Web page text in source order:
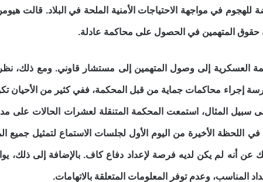
للهجوم في مواجهة الاحتياجات الأمنية الملحة في البلاد. قالت
حقوق المتهمين في الحصول على محاكمة عادلة.
العسكرية إلى وصول المتهمين إلى مستشار قاوني. ومع ذلك،
إجراء محاكمات جماية من قبل المحكمة، ففي كثير من الأحيان
في يوليو/تموز 2013، على سبيل المثال، استمعت المحكمة المتنقلة لعشرات
اللحظة الأخيرة من اليوم الأول لجلسات الاستماع لتمثيل جميع
أنه لم يكن لديه فرصة لإعداد دفاع كاف. بالإضافة إلى ذلك،
المناسب، وعدم توفر المعلومات المتعلقة بالاتهامات.